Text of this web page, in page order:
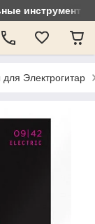
Электрогитар